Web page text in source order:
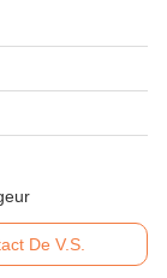
De V.S.